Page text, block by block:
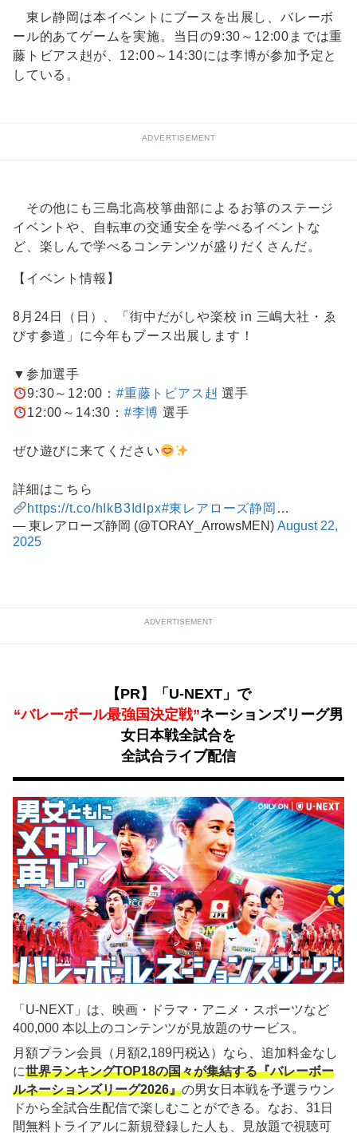
東レ静岡は本イベントにブースを出展し、バレーボ
ール的あてゲームを実施。当日の9:30～12:00までは重
藤トビアス赳が、12:00～14:30には李博が参加予定と
している。
ADVERTISEMENT
その他にも三島北高校箏曲部によるお箏のステージ
イベントや、自転車の交通安全を学べるイベントな
ど、楽しんで学べるコンテンツが盛りだくさんだ。
【イベント情報】
8月24日（日）、「街中だがしや楽校 in 三嶋大社・ゑ
びす参道」に今年もブース出展します！
▼参加選手
9:30～12:00：#重藤トビアス赳 選手
12:00～14:30： #李博 選手
ぜひ遊びに来てください
詳細はこちら
https://t.co/hIkB3IdIpx#東レアローズ静岡 …
— 東レアローズ静岡 (@TORAY_ArrowsMEN) August 22,
2025
ADVERTISEMENT
【PR】「U-NEXT」で
“バレーボール最強国決定戦”ネーションズリーグ男
女日本戦全試合を
全試合ライブ配信
「U-NEXT」は、映画・ドラマ・アニメ・スポーツなど
400,000 本以上のコンテンツが見放題のサービス。
月額プラン会員（月額2,189円税込）なら、追加料金なし
に世界ランキングTOP18の国々が集結する『バレーボー
ルネーションズリーグ2026』の男女日本戦を予選ラウン
ドから全試合生配信で楽しむことができる。なお、31日
間無料トライアルに新規登録した人も、見放題で視聴可